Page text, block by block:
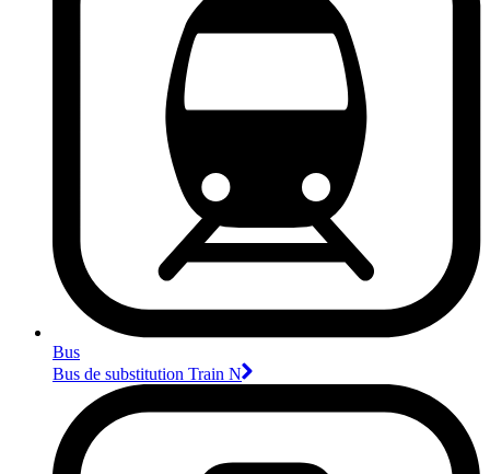
Bus
Bus de substitution Train N